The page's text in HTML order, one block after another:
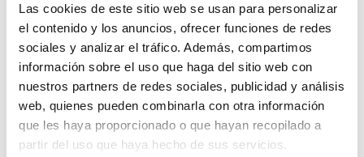
Las cookies de este sitio web se usan para personalizar
el contenido y los anuncios, ofrecer funciones de redes
sociales y analizar el tráfico. Además, compartimos
información sobre el uso que haga del sitio web con
nuestros partners de redes sociales, publicidad y análisis
web, quienes pueden combinarla con otra información
que les haya proporcionado o que hayan recopilado a
partir del uso que haya hecho de sus servicios.
El 8º Campus de Tecnificación se celebra
en tres turnos diferentes en función de la
edad:
Campus de Tecnificación Minibasket –
Del 23 al 29 de junio en el Colegio Iale l